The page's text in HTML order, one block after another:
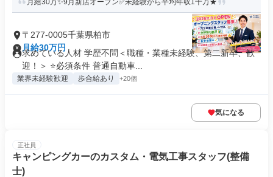
月給30万✨9月新店オープン✅未経験から平均年収1千万★
〒277-0005千葉県柏市
月給30万円
求めている人材 学歴不問＜職種・業種未経験、第二新卒、歓
迎！＞ ⭐必須条件 普通自動車...
業界未経験歓迎 歩合給あり +20個
気になる
正社員
キャンピングカーのカスタム・電気工事スタッフ(整備
士)